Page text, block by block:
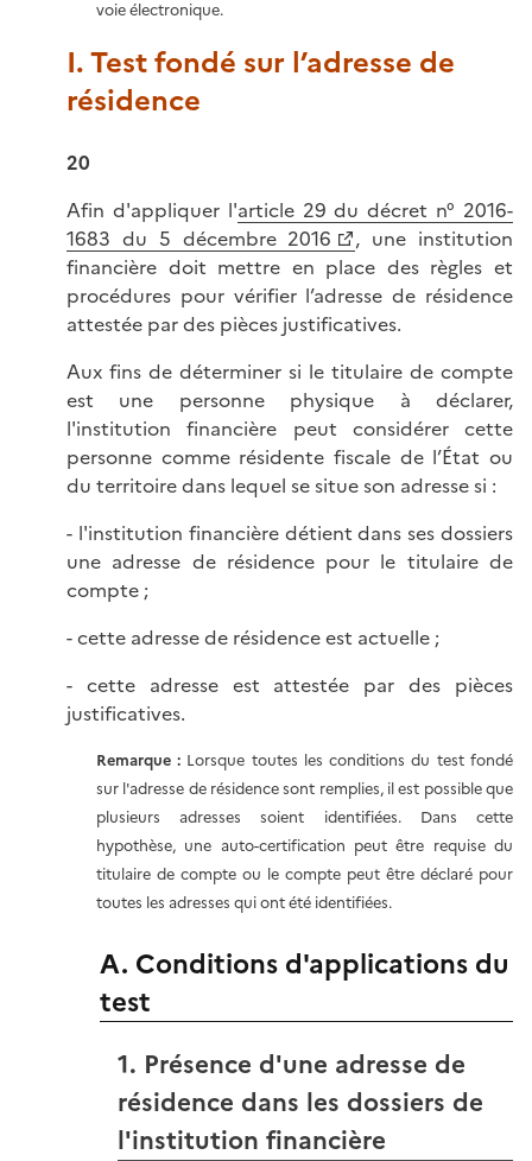
voie électronique.
I. Test fondé sur l’adresse de
résidence
20
Afin d'appliquer l'article 29 du décret n° 2016-
1683 du 5 décembre 2016
, une institution
financière doit mettre en place des règles et
procédures pour vérifier l’adresse de résidence
attestée par des pièces justificatives.
Aux fins de déterminer si le titulaire de compte
est une personne physique à déclarer,
l'institution financière peut considérer cette
personne comme résidente fiscale de l’État ou
du territoire dans lequel se situe son adresse si :
- l'institution financière détient dans ses dossiers
une adresse de résidence pour le titulaire de
compte ;
- cette adresse de résidence est actuelle ;
- cette adresse est attestée par des pièces
justificatives.
Remarque : Lorsque toutes les conditions du test fondé
sur l'adresse de résidence sont remplies, il est possible que
plusieurs adresses soient identifiées. Dans cette
hypothèse, une auto-certification peut être requise du
titulaire de compte ou le compte peut être déclaré pour
toutes les adresses qui ont été identifiées.
A. Conditions d'applications du
test
1. Présence d'une adresse de
résidence dans les dossiers de
l'institution financière